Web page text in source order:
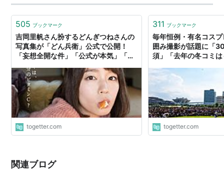
が販売しております。 PoSuTaも初期バージョンを使って
いるのだけれども長持ちしてい…
505 ブックマーク
吉岡里帆さん扮するどんぎつねさんの
写真集が「どん兵衛」公式で公開！
「妄想全開な件」「公式が本気」「冬
togetter.com
311 ブックマーク
毎年恒例・有名コス
囲み撮影が話題に「
須」「去年の冬コミ
togetter.com
関連ブログ